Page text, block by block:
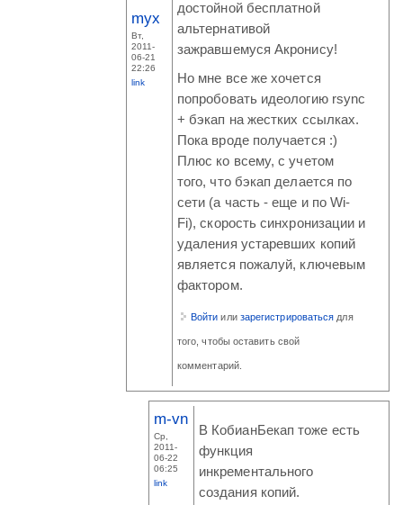
myx
Вт,
2011-
06-21
22:26
link
достойной бесплатной
альтернативой
зажравшемуся Акронису!
Но мне все же хочется
попробовать идеологию rsync
+ бэкап на жестких ссылках.
Пока вроде получается :)
Плюс ко всему, с учетом
того, что бэкап делается по
сети (а часть - еще и по Wi-
Fi), скорость синхронизации и
удаления устаревших копий
является пожалуй, ключевым
фактором.
Войти или зарегистрироваться для
того, чтобы оставить свой
комментарий.
m-vn
Ср,
2011-
06-22
06:25
link
В КобианБекап тоже есть
функция
инкрементального
создания копий.